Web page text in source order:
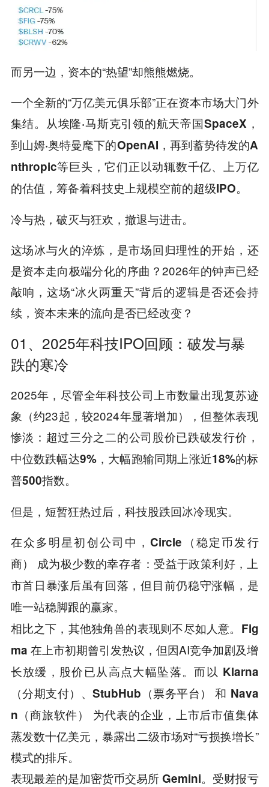
而另一边，资本的“热望”却熊熊燃烧。
一个全新的“万亿美元俱乐部”正在资本市场大门外
集结。 从埃隆·马斯克引领的航天帝国SpaceX，
到山姆·奥特曼麾下的OpenAI，再到蓄势待发的A
nthropic等巨头，它们正以动辄数千亿、上万亿
的估值，筹备着科技史上规模空前的超级IPO。
冷与热，破灭与狂欢，撤退与进击。
这场冰与火的淬炼，是市场回归理性的开始，还
是资本走向极端分化的序曲？2026年的钟声已经
敲响，这场“冰火两重天”背后的逻辑是否还会持
续，资本未来的流向是否已经改变？
01、2025年科技IPO回顾：破发与暴
跌的寒冷
2025年，尽管全年科技公司上市数量出现复苏迹
象（约23起，较2024年显著增加），但整体表现
惨淡： 超过三分之二的公司股价已跌破发行价，
中位数跌幅达9%，大幅跑输同期上涨近18%的标
普500指数。
但是，短暂狂热过后，科技股跌回冰冷现实。
在众多明星初创公司中， Circle（稳定币发行
商） 成为极少数的幸存者：受益于政策利好，上
市首日暴涨后虽有回落，但目前仍稳守涨幅，是
唯一站稳脚跟的赢家。
相比之下，其他独角兽的表现则不尽如人意。 Fig
ma 在上市初期曾引发热议，但因AI竞争加剧及增
长放缓，股价已从高点大幅坠落。而以 Klarna
（分期支付）、StubHub（票务平台） 和 Nava
n（商旅软件） 为代表的企业 ，上市后市值集体
蒸发数十亿美元，暴露出二级市场对“亏损换增长”
模式的排斥。
表现最差的是加密货币交易所 Gemini。受财报亏